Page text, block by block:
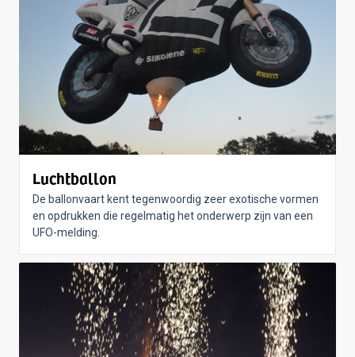
Luchtballon
De ballonvaart kent tegenwoordig zeer exotische vormen
en opdrukken die regelmatig het onderwerp zijn van een
UFO-melding.